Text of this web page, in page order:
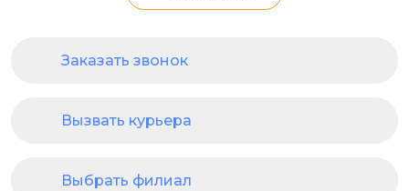
Заказать звонок
Вызвать курьера
Выбрать филиал